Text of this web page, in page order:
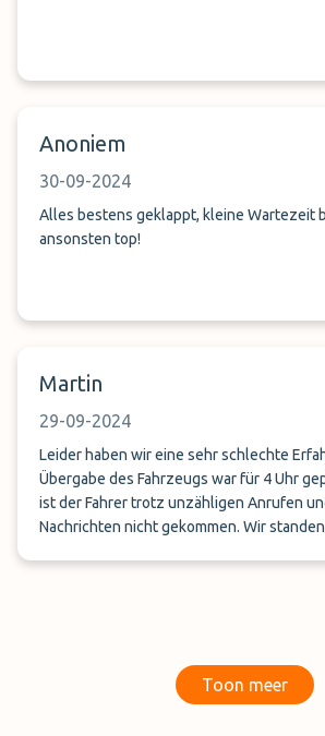
Anoniem
30-09-2024
Alles bestens geklappt, kleine Wartezeit
ansonsten top!
Martin
29-09-2024
Leider haben wir eine sehr schlechte
Übergabe des Fahrzeugs war für 4 Uhr
ist der Fahrer trotz unzähligen Anrufen
Nachrichten nicht gekommen. Wir
Toon meer